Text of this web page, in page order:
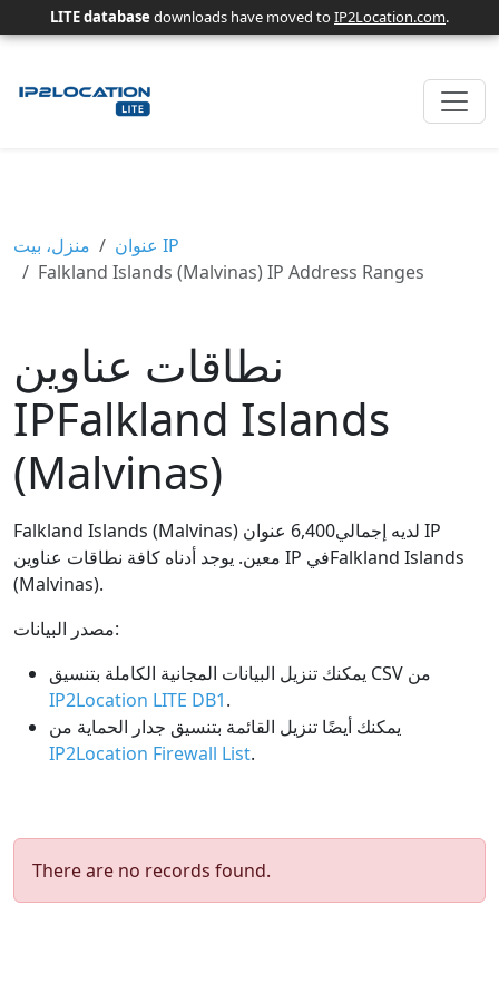
LITE database downloads have moved toIP2Location.com.
منزل، بيت
عنوان IP
Falkland Islands (Malvinas) IP Address Ranges
نطاقات عناوين
IPFalkland Islands
(Malvinas)
Falkland Islands (Malvinas) لديه إجمالي6,400 عنوان IP
معين. يوجد أدناه كافة نطاقات عناوين IP فيFalkland Islands
(Malvinas).
مصدر البيانات:
يمكنك تنزيل البيانات المجانية الكاملة بتنسيق CSV من
IP2Location LITE DB1.
يمكنك أيضًا تنزيل القائمة بتنسيق جدار الحماية من
IP2Location Firewall List.
There are no records found.